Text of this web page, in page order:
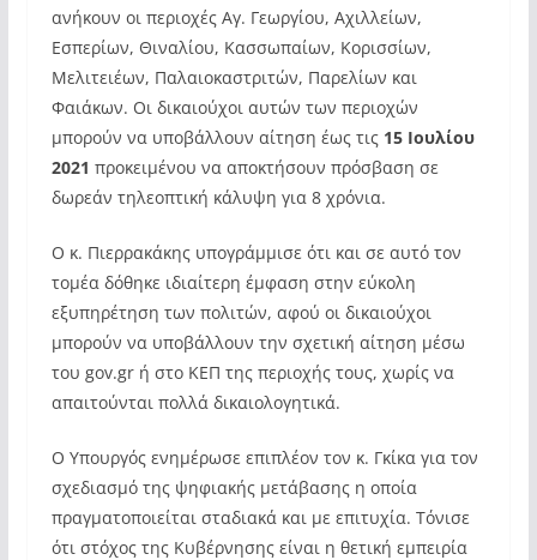
ανήκουν οι περιοχές Αγ. Γεωργίου, Αχιλλείων,
Εσπερίων, Θιναλίου, Κασσωπαίων, Κορισσίων,
Μελιτειέων, Παλαιοκαστριτών, Παρελίων και
Φαιάκων. Οι δικαιούχοι αυτών των περιοχών
μπορούν να υποβάλλουν αίτηση έως τις 15 Ιουλίου
2021 προκειμένου να αποκτήσουν πρόσβαση σε
δωρεάν τηλεοπτική κάλυψη για 8 χρόνια.
Ο κ. Πιερρακάκης υπογράμμισε ότι και σε αυτό τον
τομέα δόθηκε ιδιαίτερη έμφαση στην εύκολη
εξυπηρέτηση των πολιτών, αφού οι δικαιούχοι
μπορούν να υποβάλλουν την σχετική αίτηση μέσω
του gov.gr ή στο ΚΕΠ της περιοχής τους, χωρίς να
απαιτούνται πολλά δικαιολογητικά.
Ο Υπουργός ενημέρωσε επιπλέον τον κ. Γκίκα για τον
σχεδιασμό της ψηφιακής μετάβασης η οποία
πραγματοποιείται σταδιακά και με επιτυχία. Τόνισε
ότι στόχος της Κυβέρνησης είναι η θετική εμπειρία